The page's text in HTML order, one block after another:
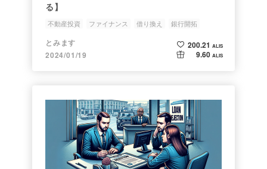
る】
不動産投資 ファイナンス 借り換え 銀行開拓
とみます
2024/01/19
200.21 ALIS
9.60 ALIS